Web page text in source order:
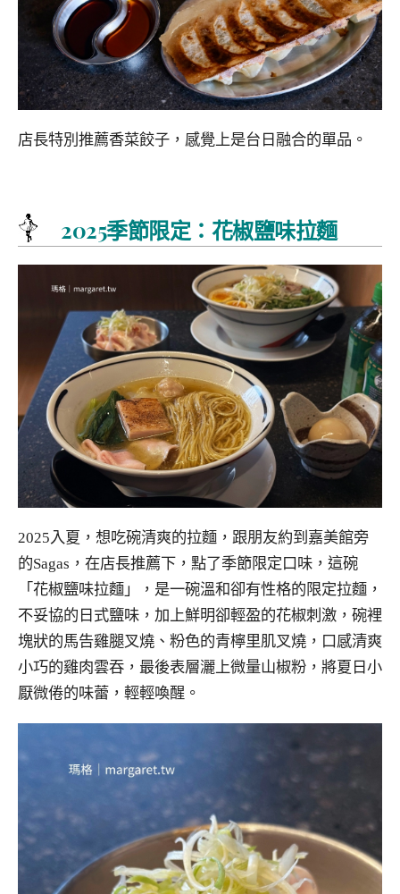
店長特別推薦香菜餃子，感覺上是台日融合的單品。
2025季節限定：花椒鹽味拉麵
2025入夏，想吃碗清爽的拉麵，跟朋友約到嘉美館旁
的Sagas，在店長推薦下，點了季節限定口味，這碗
「花椒鹽味拉麵」，是一碗溫和卻有性格的限定拉麵，
不妥協的日式鹽味，加上鮮明卻輕盈的花椒刺激，碗裡
塊狀的馬告雞腿叉燒、粉色的青檸里肌叉燒，口感清爽
小巧的雞肉雲吞，最後表層灑上微量山椒粉，將夏日小
厭微倦的味蕾，輕輕喚醒。